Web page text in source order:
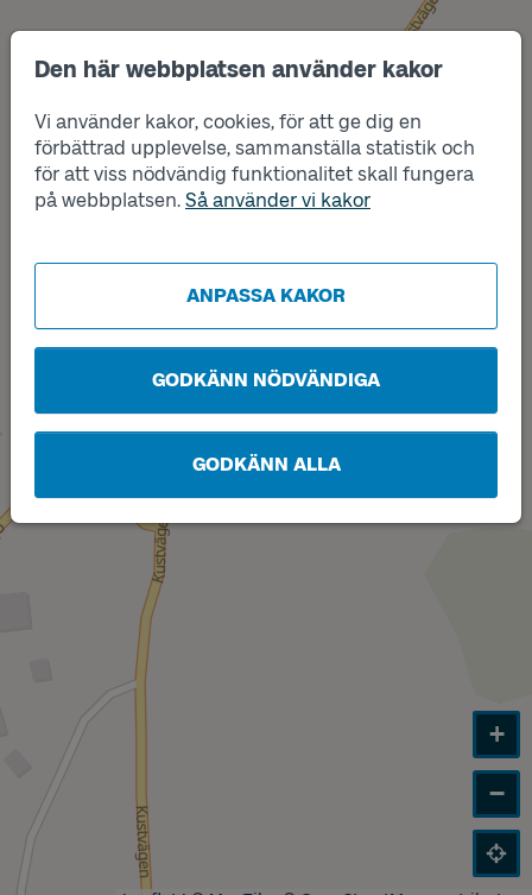
Den här webbplatsen använder kakor
Vi använder kakor, cookies, för att ge dig en
förbättrad upplevelse, sammanställa statistik och
för att viss nödvändig funktionalitet skall fungera
på webbplatsen. Så använder vi kakor
ANPASSA KAKOR
GODKÄNN NÖDVÄNDIGA
GODKÄNN ALLA
Läge
B
+
−